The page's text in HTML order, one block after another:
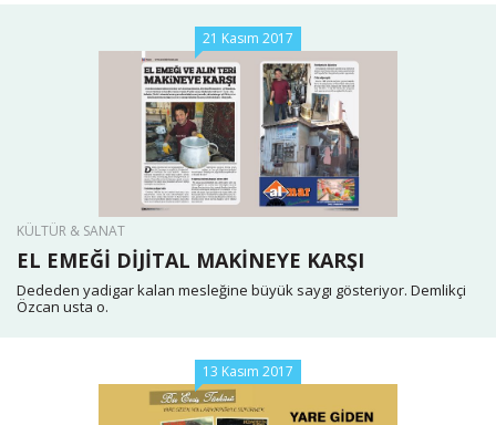
21 Kasım 2017
KÜLTÜR & SANAT
EL EMEĞİ DİJİTAL MAKİNEYE KARŞI
Dededen yadigar kalan mesleğine büyük saygı gösteriyor. Demlikçi
Özcan usta o.
13 Kasım 2017